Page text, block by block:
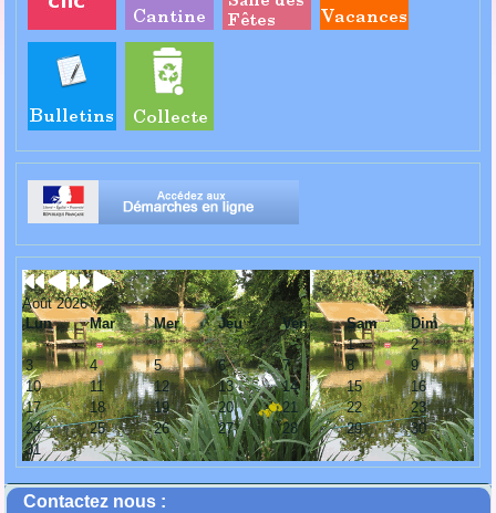
Août 2026
Lun
Mar Mer Jeu Ven Sam
Dim
1
2
3
4 5 6 7 8
9
10
11 12 13 14 15
16
17
18 19 20 21 22
23
24
25 26 27 28 29
30
31
Contactez nous :